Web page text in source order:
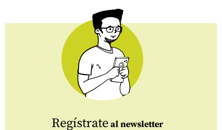
Regístrate al newsletter